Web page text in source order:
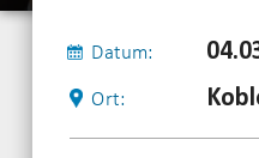
Datum:
Ort: